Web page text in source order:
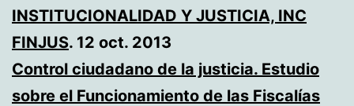
INSTITUCIONALIDAD Y JUSTICIA, INC
FINJUS. 12 oct. 2013
Control ciudadano de la justicia. Estudio
sobre el Funcionamiento de las Fiscalías